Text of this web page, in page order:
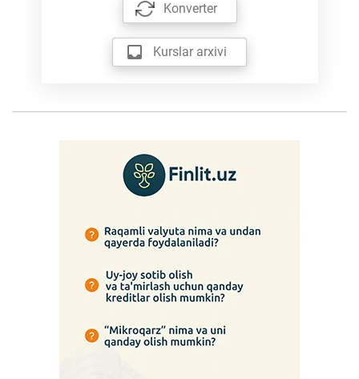
Konverter
Kurslar arxivi